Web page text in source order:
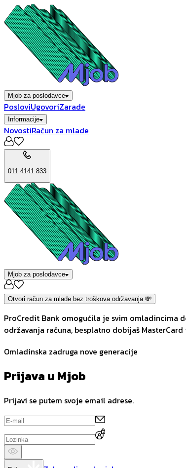
Mjob za poslodavce
PosloviUgovoriZarade
Informacije
NovostiRačun za mlade
011 4141 833
Mjob za poslodavce
Otvori račun za mlade bez troškova održavanja 💸
ProCredit Bank omogućila je svim omladincima
održavanja računa, besplatno dobijaš
Omladinska zadruga nove generacije
Prijava u Mjob
Prijavi se putem svoje email adrese.